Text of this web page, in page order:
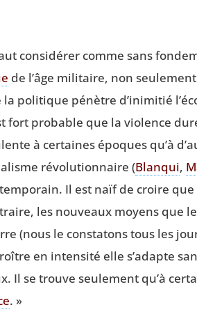
consi­dé­rer comme sans
de l’âge mili­taire, non
la poli­tique pénètre d’inimitié
fort pro­bable que la vio­lence
à cer­taines époques qu’à
révo­lu­tion­naire (Blan­qui,
Il est naïf de croire
les nou­veaux moyens que
(nous le consta­tons tous les
en inten­si­té elle s’adapte
Il se trouve seule­ment qu’à
. »